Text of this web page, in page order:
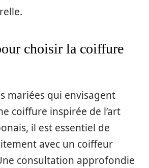
choisir la coiffure
mariées qui envisagent
coiffure inspirée de l’art
il est essentiel de
avec un coiffeur
consultation approfondie